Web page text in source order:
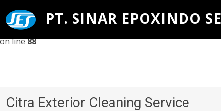
Warning: Undefined array key 1 in
/home/u625504157/domains/epoxindo.co.id/
on line88
PT. SINAR EPOXINDO
Citra Exterior Cleaning Service